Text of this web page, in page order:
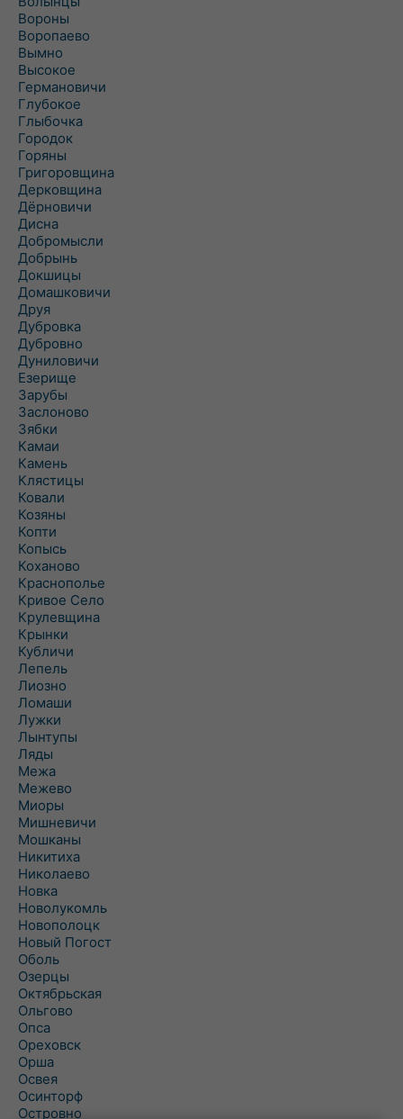
Вороны
Воропаево
Вымно
Высокое
Германовичи
Глубокое
Глыбочка
Городок
Горяны
Григоровщина
Дерковщина
Дёрновичи
Дисна
Добромысли
Добрынь
Докшицы
Домашковичи
Друя
Дубровка
Дубровно
Дуниловичи
Езерище
Зарубы
Заслоново
Зябки
Камаи
Камень
Клястицы
Ковали
Козяны
Копти
Копысь
Коханово
Краснополье
Кривое Село
Крулевщина
Крынки
Кубличи
Лепель
Лиозно
Ломаши
Лужки
Лынтупы
Ляды
Межа
Межево
Миоры
Мишневичи
Мошканы
Никитиха
Николаево
Новка
Новолукомль
Новополоцк
Новый Погост
Оболь
Озерцы
Октябрьская
Ольгово
Опса
Ореховск
Орша
Освея
Осинторф
Островно